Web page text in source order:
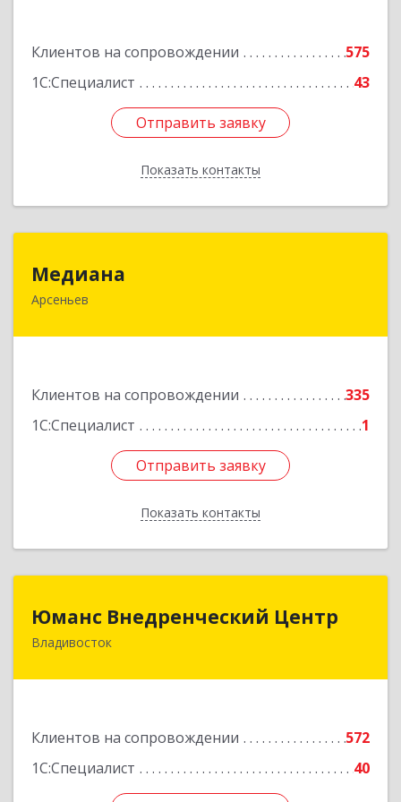
Клиентов на сопровождении
575
1С:Специалист
43
Отправить заявку
Показать контакты
Отправить заявку
Назад
Медиана
Арсеньев
Клиентов на сопровождении
335
1С:Специалист
1
Отправить заявку
Показать контакты
Отправить заявку
Назад
Юманс Внедренческий Центр
Владивосток
Клиентов на сопровождении
572
1С:Специалист
40
Юманс Внедренческий Центр
690014, Приморский край, Владивосток г,